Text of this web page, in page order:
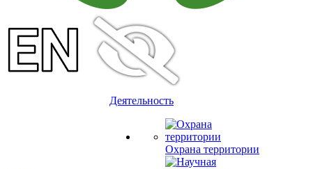
Деятельность
Охрана территории